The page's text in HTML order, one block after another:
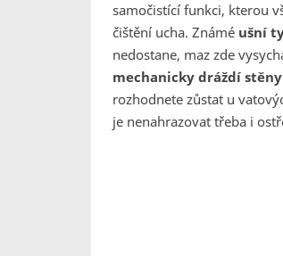
samočistící funkci, kterou
čištění ucha. Známé ušní
nedostane, maz zde
mechanicky dráždí
rozhodnete zůstat u
je nenahrazovat třeba i